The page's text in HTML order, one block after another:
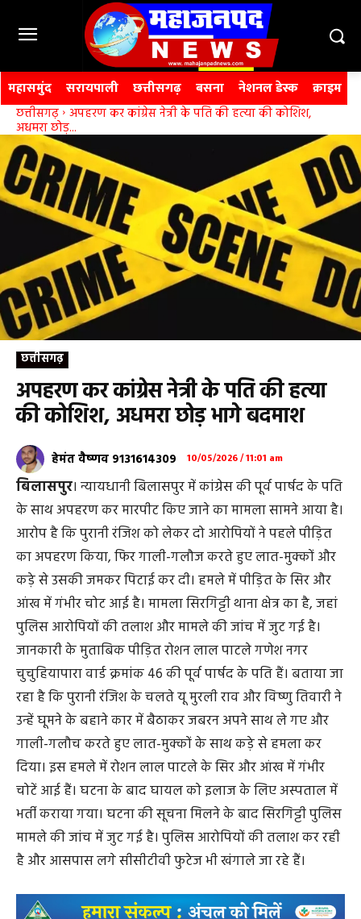
महासमुंद सरायपाली छत्तीसगढ़ बसना नेशनल डेस्क क्राइम
छत्तीसगढ़ अपहरण कर कांग्रेस नेत्री के पति की हत्या की कोशिश,
अधमरा छोड़...
छत्तीसगढ़
अपहरण कर कांग्रेस नेत्री के पति की हत्या
की कोशिश, अधमरा छोड़ भागे बदमाश
हेमंत वैष्णव 9131614309 10/05/2026 / 11:01 am
बिलासपुर। न्यायधानी बिलासपुर में कांग्रेस की पूर्व पार्षद के पति
के साथ अपहरण कर मारपीट किए जाने का मामला सामने आया है।
आरोप है कि पुरानी रंजिश को लेकर दो आरोपियों ने पहले पीड़ित
का अपहरण किया, फिर गाली-गलौज करते हुए लात-मुक्कों और
कड़े से उसकी जमकर पिटाई कर दी। हमले में पीड़ित के सिर और
आंख में गंभीर चोट आई है। मामला सिरगिट्टी थाना क्षेत्र का है, जहां
पुलिस आरोपियों की तलाश और मामले की जांच में जुट गई है।
जानकारी के मुताबिक पीड़ित रोशन लाल पाटले गणेश नगर
चुचुहियापारा वार्ड क्रमांक 46 की पूर्व पार्षद के पति हैं। बताया जा
रहा है कि पुरानी रंजिश के चलते यू मुरली राव और विष्णु तिवारी ने
उन्हें घूमने के बहाने कार में बैठाकर जबरन अपने साथ ले गए और
गाली-गलौच करते हुए लात-मुक्कों के साथ कड़े से हमला कर
दिया। इस हमले में रोशन लाल पाटले के सिर और आंख में गंभीर
चोटें आई हैं। घटना के बाद घायल को इलाज के लिए अस्पताल में
भर्ती कराया गया। घटना की सूचना मिलने के बाद सिरगिट्टी पुलिस
मामले की जांच में जुट गई है। पुलिस आरोपियों की तलाश कर रही
है और आसपास लगे सीसीटीवी फुटेज भी खंगाले जा रहे हैं।